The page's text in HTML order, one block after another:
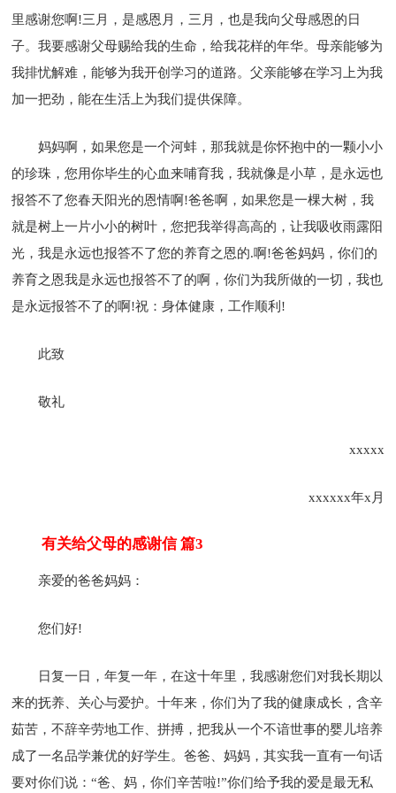
里感谢您啊!三月，是感恩月，三月，也是我向父母感恩的日
子。我要感谢父母赐给我的生命，给我花样的年华。母亲能够为
我排忧解难，能够为我开创学习的道路。父亲能够在学习上为我
加一把劲，能在生活上为我们提供保障。
妈妈啊，如果您是一个河蚌，那我就是你怀抱中的一颗小小
的珍珠，您用你毕生的心血来哺育我，我就像是小草，是永远也
报答不了您春天阳光的恩情啊!爸爸啊，如果您是一棵大树，我
就是树上一片小小的树叶，您把我举得高高的，让我吸收雨露阳
光，我是永远也报答不了您的养育之恩的.啊!爸爸妈妈，你们的
养育之恩我是永远也报答不了的啊，你们为我所做的一切，我也
是永远报答不了的啊!祝：身体健康，工作顺利!
此致
敬礼
xxxxx
xxxxxx年x月
有关给父母的感谢信 篇3
亲爱的爸爸妈妈：
您们好!
日复一日，年复一年，在这十年里，我感谢您们对我长期以
来的抚养、关心与爱护。十年来，你们为了我的健康成长，含辛
茹苦，不辞辛劳地工作、拼搏，把我从一个不谙世事的婴儿培养
成了一名品学兼优的好学生。爸爸、妈妈，其实我一直有一句话
要对你们说：“爸、妈，你们辛苦啦!”你们给予我的爱是最无私